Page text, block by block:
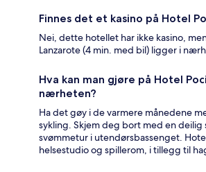
Finnes det et kasino på Hotel
Nei, dette hotellet har ikke kasino,
Lanzarote (4 min. med bil) ligger i
Hva kan man gjøre på Hotel
nærheten?
Ha det gøy i de varmere månedene
sykling. Skjem deg bort med en
svømmetur i utendørsbassenget.
helsestudio og spillerom, i tillegg til